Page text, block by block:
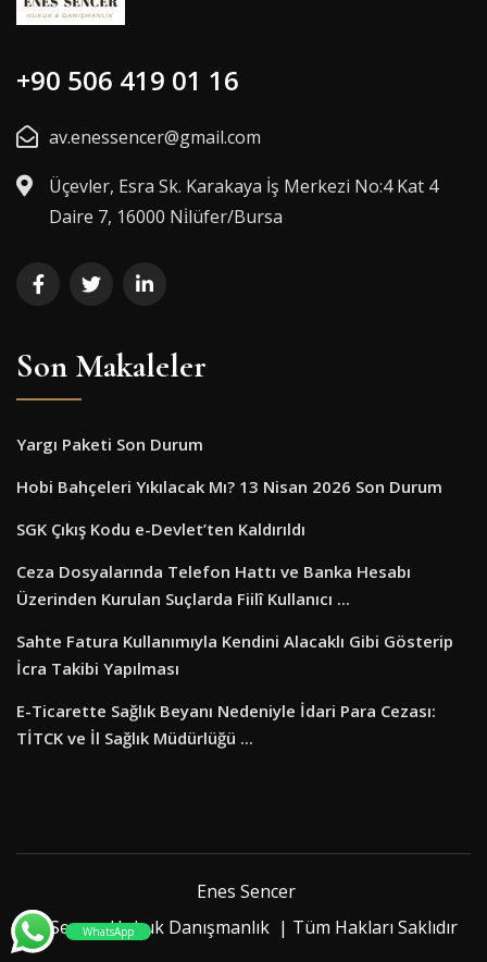
+90 506 419 01 16
av.enessencer@gmail.com
Üçevler, Esra Sk. Karakaya İş Merkezi No:4 Kat 4
Daire 7, 16000 Ni̇lüfer/Bursa
Son Makaleler
Yargı Paketi Son Durum
Hobi Bahçeleri Yıkılacak Mı? 13 Nisan 2026 Son Durum
SGK Çıkış Kodu e-Devlet’ten Kaldırıldı
Ceza Dosyalarında Telefon Hattı ve Banka Hesabı
Üzerinden Kurulan Suçlarda Fiilî Kullanıcı ...
Sahte Fatura Kullanımıyla Kendini Alacaklı Gibi Gösterip
İcra Takibi Yapılması
E-Ticarette Sağlık Beyanı Nedeniyle İdari Para Cezası:
TİTCK ve İl Sağlık Müdürlüğü ...
Enes Sencer
© Sencer Hukuk Danışmanlık | Tüm Hakları Saklıdır
WhatsApp